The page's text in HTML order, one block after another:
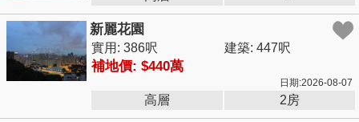
新麗花園
實用: 386呎 建築: 447呎
補地價: $440萬
日期:2026-08-07
高層 2房